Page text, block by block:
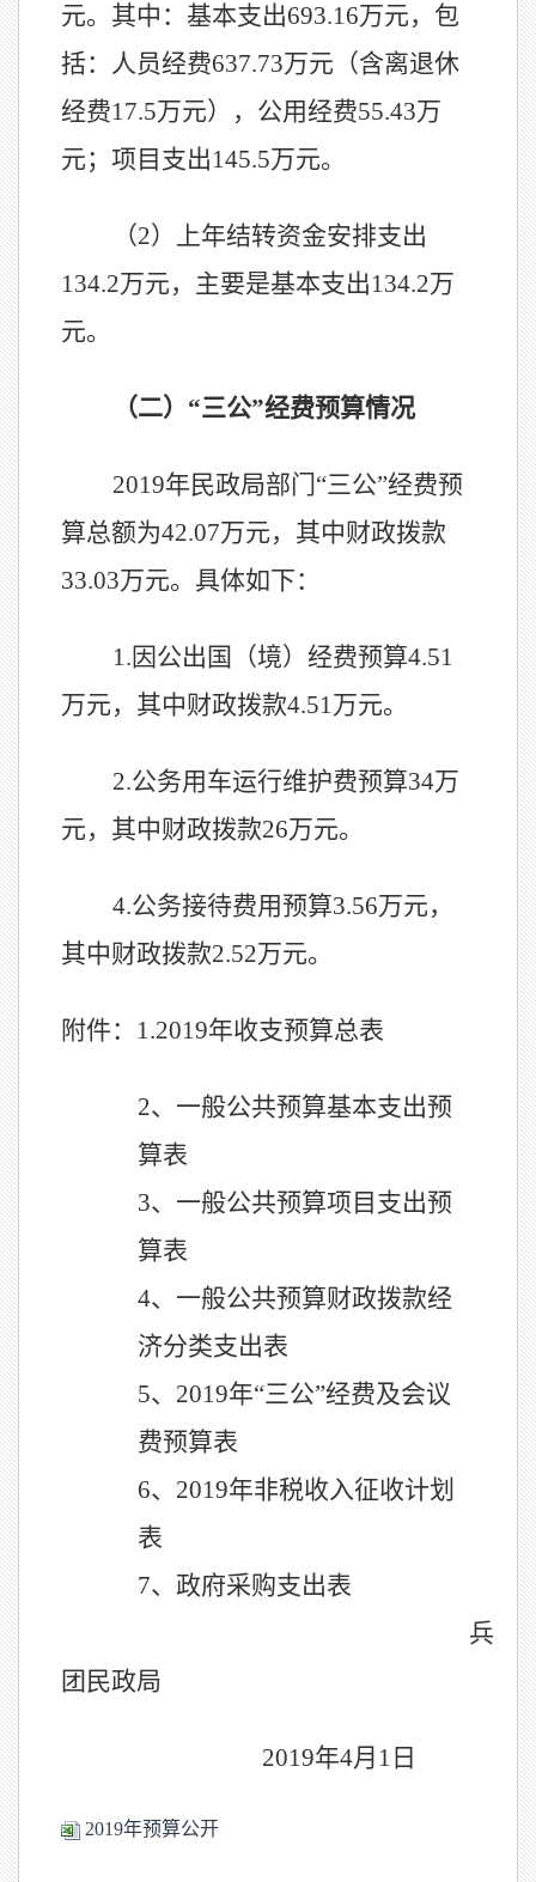
元。其中：基本支出693.16万元，包
括：人员经费637.73万元（含离退休
经费17.5万元），公用经费55.43万
元；项目支出145.5万元。
（2）上年结转资金安排支出
134.2万元，主要是基本支出134.2万
元。
（二） “三公”经费预算情况
2019年民政局部门“三公”经费预
算总额为42.07万元，其中财政拨款
33.03万元。具体如下：
1.因公出国（境）经费预算4.51
万元，其中财政拨款4.51万元。
2.公务用车运行维护费预算34万
元，其中财政拨款26万元。
4.公务接待费用预算3.56万元，
其中财政拨款2.52万元。
附件： 1.2019年收支预算总表
2、 一般公共预算基本支出预
算表
3、 一般公共预算项目支出预
算表
4、 一般公共预算财政拨款经
济分类支出表
5、 2019年“三公”经费及会议
费预算表
6、 2019年非税收入征收计划
表
7、 政府采购支出表
兵
团民政局
2019年4月1日
2019年预算公开